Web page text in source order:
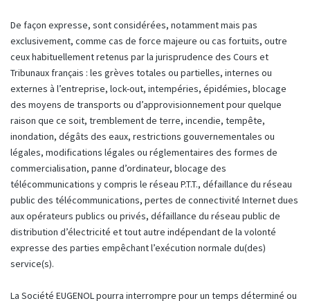
De façon expresse, sont considérées, notamment mais pas
exclusivement, comme cas de force majeure ou cas fortuits, outre
ceux habituellement retenus par la jurisprudence des Cours et
Tribunaux français : les grèves totales ou partielles, internes ou
externes à l’entreprise, lock-out, intempéries, épidémies, blocage
des moyens de transports ou d’approvisionnement pour quelque
raison que ce soit, tremblement de terre, incendie, tempête,
inondation, dégâts des eaux, restrictions gouvernementales ou
légales, modifications légales ou réglementaires des formes de
commercialisation, panne d’ordinateur, blocage des
télécommunications y compris le réseau P.T.T., défaillance du réseau
public des télécommunications, pertes de connectivité Internet dues
aux opérateurs publics ou privés, défaillance du réseau public de
distribution d’électricité et tout autre indépendant de la volonté
expresse des parties empêchant l’exécution normale du(des)
service(s).
La Société EUGENOL pourra interrompre pour un temps déterminé ou